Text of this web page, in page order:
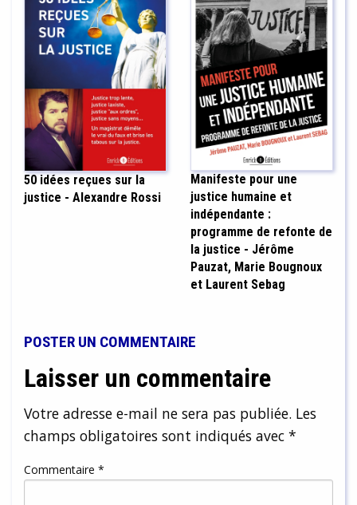
50 idées reçues sur la
justice - Alexandre Rossi
Manifeste pour une
justice humaine et
indépendante :
programme de refonte de
la justice - Jérôme
Pauzat, Marie Bougnoux
et Laurent Sebag
POSTER UN COMMENTAIRE
Laisser un commentaire
Votre adresse e-mail ne sera pas publiée. Les
champs obligatoires sont indiqués avec *
Commentaire *